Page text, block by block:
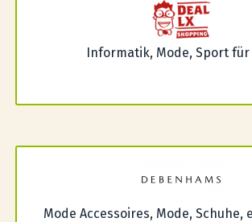
Informatik, Mode, Sport für
Mode Accessoires, Mode, Schuhe,